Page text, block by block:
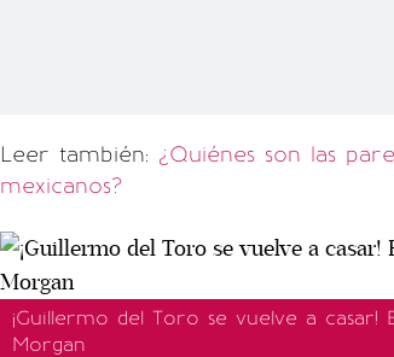
Leer también: ¿Quiénes son las
mexicanos?
¡Guillermo del Toro se vuelve a casar!
Morgan